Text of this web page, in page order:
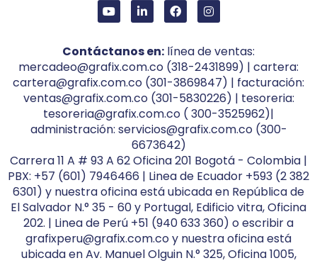
Contáctanos en: línea de ventas:
mercadeo@grafix.com.co (318-2431899) | cartera:
cartera@grafix.com.co (301-3869847) | facturación:
ventas@grafix.com.co (301-5830226) | tesoreria:
tesoreria@grafix.com.co ( 300-3525962)|
administración: servicios@grafix.com.co (300-
6673642)
Carrera 11 A # 93 A 62 Oficina 201 Bogotá - Colombia |
PBX: +57 (601) 7946466 | Linea de Ecuador +593 (2 382
6301) y nuestra oficina está ubicada en República de
El Salvador N.° 35 - 60 y Portugal, Edificio vitra, Oficina
202. | Linea de Perú +51 (940 633 360) o escribir a
grafixperu@grafix.com.co y nuestra oficina está
ubicada en Av. Manuel Olguin N.° 325, Oficina 1005,